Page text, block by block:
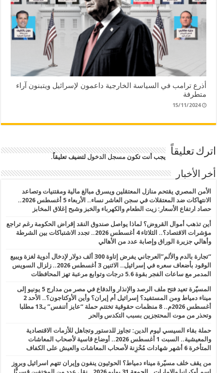
أذرع ترامب في السياسة الخارجية داعمون لإسرائيل ويتبنون آراء
متطرفة
15/11/2024
اترك تعليقاً يجب أنت تكونمسجل الدخول لتضيف تعليقاً.
أخر الأخبار
الأمن المصري يقتحم منازل المعتقلين ويسرق مبالغ مالية ومقتنيات وتصاعد
الانتهاكات ضد المعتقلات في سجن العاشر نساء.. الأربعاء 5 أغسطس 2026..
حصاد ارتفاع الأسعار: زيت الطعام والكهرباء والخبز وشبح إغلاق المخابز
أين تذهب أموال القروض؟ لماذا يواصل صندوق النقد إقراض الحكومة رغم تراجع
مؤشرات الاقتصاد؟.. الثلاثاء 4 أغسطس 2026.. تجدد الاشتباكات بين الشرطة
وأهالي جزيرة الوراق وإصابة عدد من الأهالي
“تجارة بالدم والألم”العرجاني يفرض إتاوة 300 ألف دولار لإدخال أدوية لغزة ويبيع
الوقود بأضعاف سعره في إسرائيل.. الاثنين 3 أغسطس 2026.. زلزال السويس
المدمر مع ساعات الفجر بقوة 5.6 درجات وتوابع مرعبة تهز المحافظات
المسيّرة تعيد فتح ملف الرصد والإنذار والدفاع في مصر من مدارج 5 يونيو إلى
ميناء دمياط ومن المستفيد؟ إسرائيل أم إيران؟ وأين الأوكتاجون؟.. الأحد 2
أغسطس 2026م.. 8 منظمات حقوقية تختتم حملة “عايز أتنفس” بـ13 مطلبا
وتحذر من موت المحتجزين بسبب التكدس والحر
حملة بقاء السيسي ليوم الدين: تجاوز للدستور وتجاهل للأزمات الاقتصادية
والمعيشية.. السبت 1 أغسطس 2026.. أوضاع قاسية لأصحاب المعاشات
المتأخرة 6 أشهر شهادات مُحْزِنة لأصحاب المعاشات والعيش على الكفاف
من يقف خلف مسيّرة ميناء دمياط؟ الحوثيون ينفون وإيران تتهم اسرائيل وبروز